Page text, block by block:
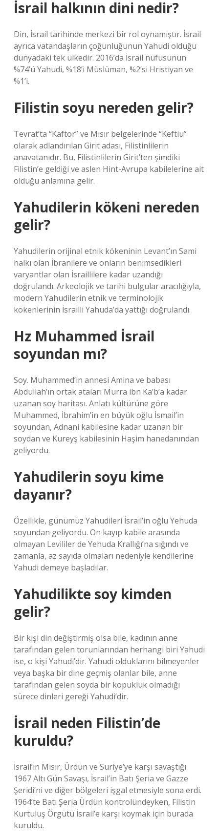
İsrail halkının dini nedir?
Din, İsrail tarihinde merkezi bir rol oynamıştır. İsrail
ayrıca vatandaşların çoğunluğunun Yahudi olduğu
dünyadaki tek ülkedir. 2016’da İsrail nüfusunun
%74’ü Yahudi, %18’i Müslüman, %2’si Hristiyan ve
%1’i.
Filistin soyu nereden gelir?
Tevrat’ta “Kaftor” ve Mısır belgelerinde “Keftiu”
olarak adlandırılan Girit adası, Filistinlilerin
anavatanıdır. Bu, Filistinlilerin Girit’ten şimdiki
Filistin’e geldiği ve aslen Hint-Avrupa kabilelerine ait
olduğu anlamına gelir.
Yahudilerin kökeni nereden
gelir?
Yahudilerin orijinal etnik kökeninin Levant’ın Sami
halkı olan İbranilere ve onların benimsedikleri
varyantlar olan İsraillilere kadar uzandığı
doğrulandı. Arkeolojik ve tarihi bulgular aracılığıyla,
modern Yahudilerin etnik ve terminolojik
kökenlerinin İsrailli Yahuda’da yattığı doğrulandı.
Hz Muhammed İsrail
soyundan mı?
Soy. Muhammed’in annesi Amina ve babası
Abdullah’ın ortak ataları Murra ibn Ka’b’a kadar
uzanan soy haritası. Anlatı kültürüne göre
Muhammed, İbrahim’in en büyük oğlu İsmail’in
soyundan, Adnani kabilesine kadar uzanan bir
soydan ve Kureyş kabilesinin Haşim hanedanından
geliyordu.
Yahudilerin soyu kime
dayanır?
Özellikle, günümüz Yahudileri İsrail’in oğlu Yehuda
soyundan geliyordu. On kayıp kabile arasında
olmayan Levililer de Yehuda Krallığı’na sığındı ve
zamanla, az sayıda olmaları nedeniyle kendilerine
Yahudi demeye başladılar.
Yahudilikte soy kimden
gelir?
Bir kişi din değiştirmiş olsa bile, kadının anne
tarafından gelen torunlarından herhangi biri Yahudi
ise, o kişi Yahudi’dir. Yahudi olduklarını bilmeyenler
veya başka bir dine geçmiş olanlar bile, anne
tarafından gelen soyda bir kopukluk olmadığı
sürece dinleri gereği Yahudi’dir.
İsrail neden Filistin’de
kuruldu?
İsrail’in Mısır, Ürdün ve Suriye’ye karşı savaştığı
1967 Altı Gün Savaşı, İsrail’in Batı Şeria ve Gazze
Şeridi’ni ve diğer bölgeleri işgal etmesiyle sona erdi.
1964’te Batı Şeria Ürdün kontrolündeyken, Filistin
Kurtuluş Örgütü İsrail’e karşı koymak için burada
kuruldu.